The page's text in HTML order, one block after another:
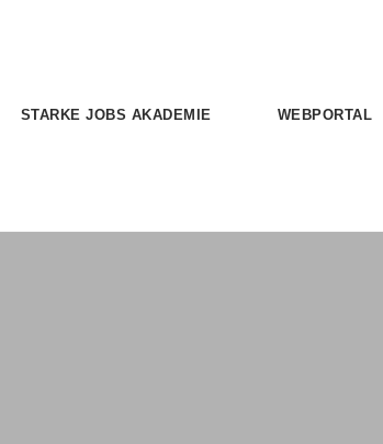
STARKE JOBS AKADEMIE WEBPORTAL